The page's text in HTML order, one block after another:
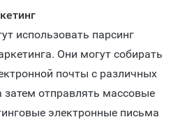
использовать парсинг
Они могут собирать
почты с различных
отправлять массовые
электронные письма